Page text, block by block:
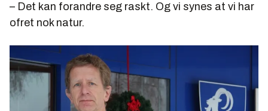
– Det kan forandre seg raskt. Og vi synes at vi har
ofret nok natur.